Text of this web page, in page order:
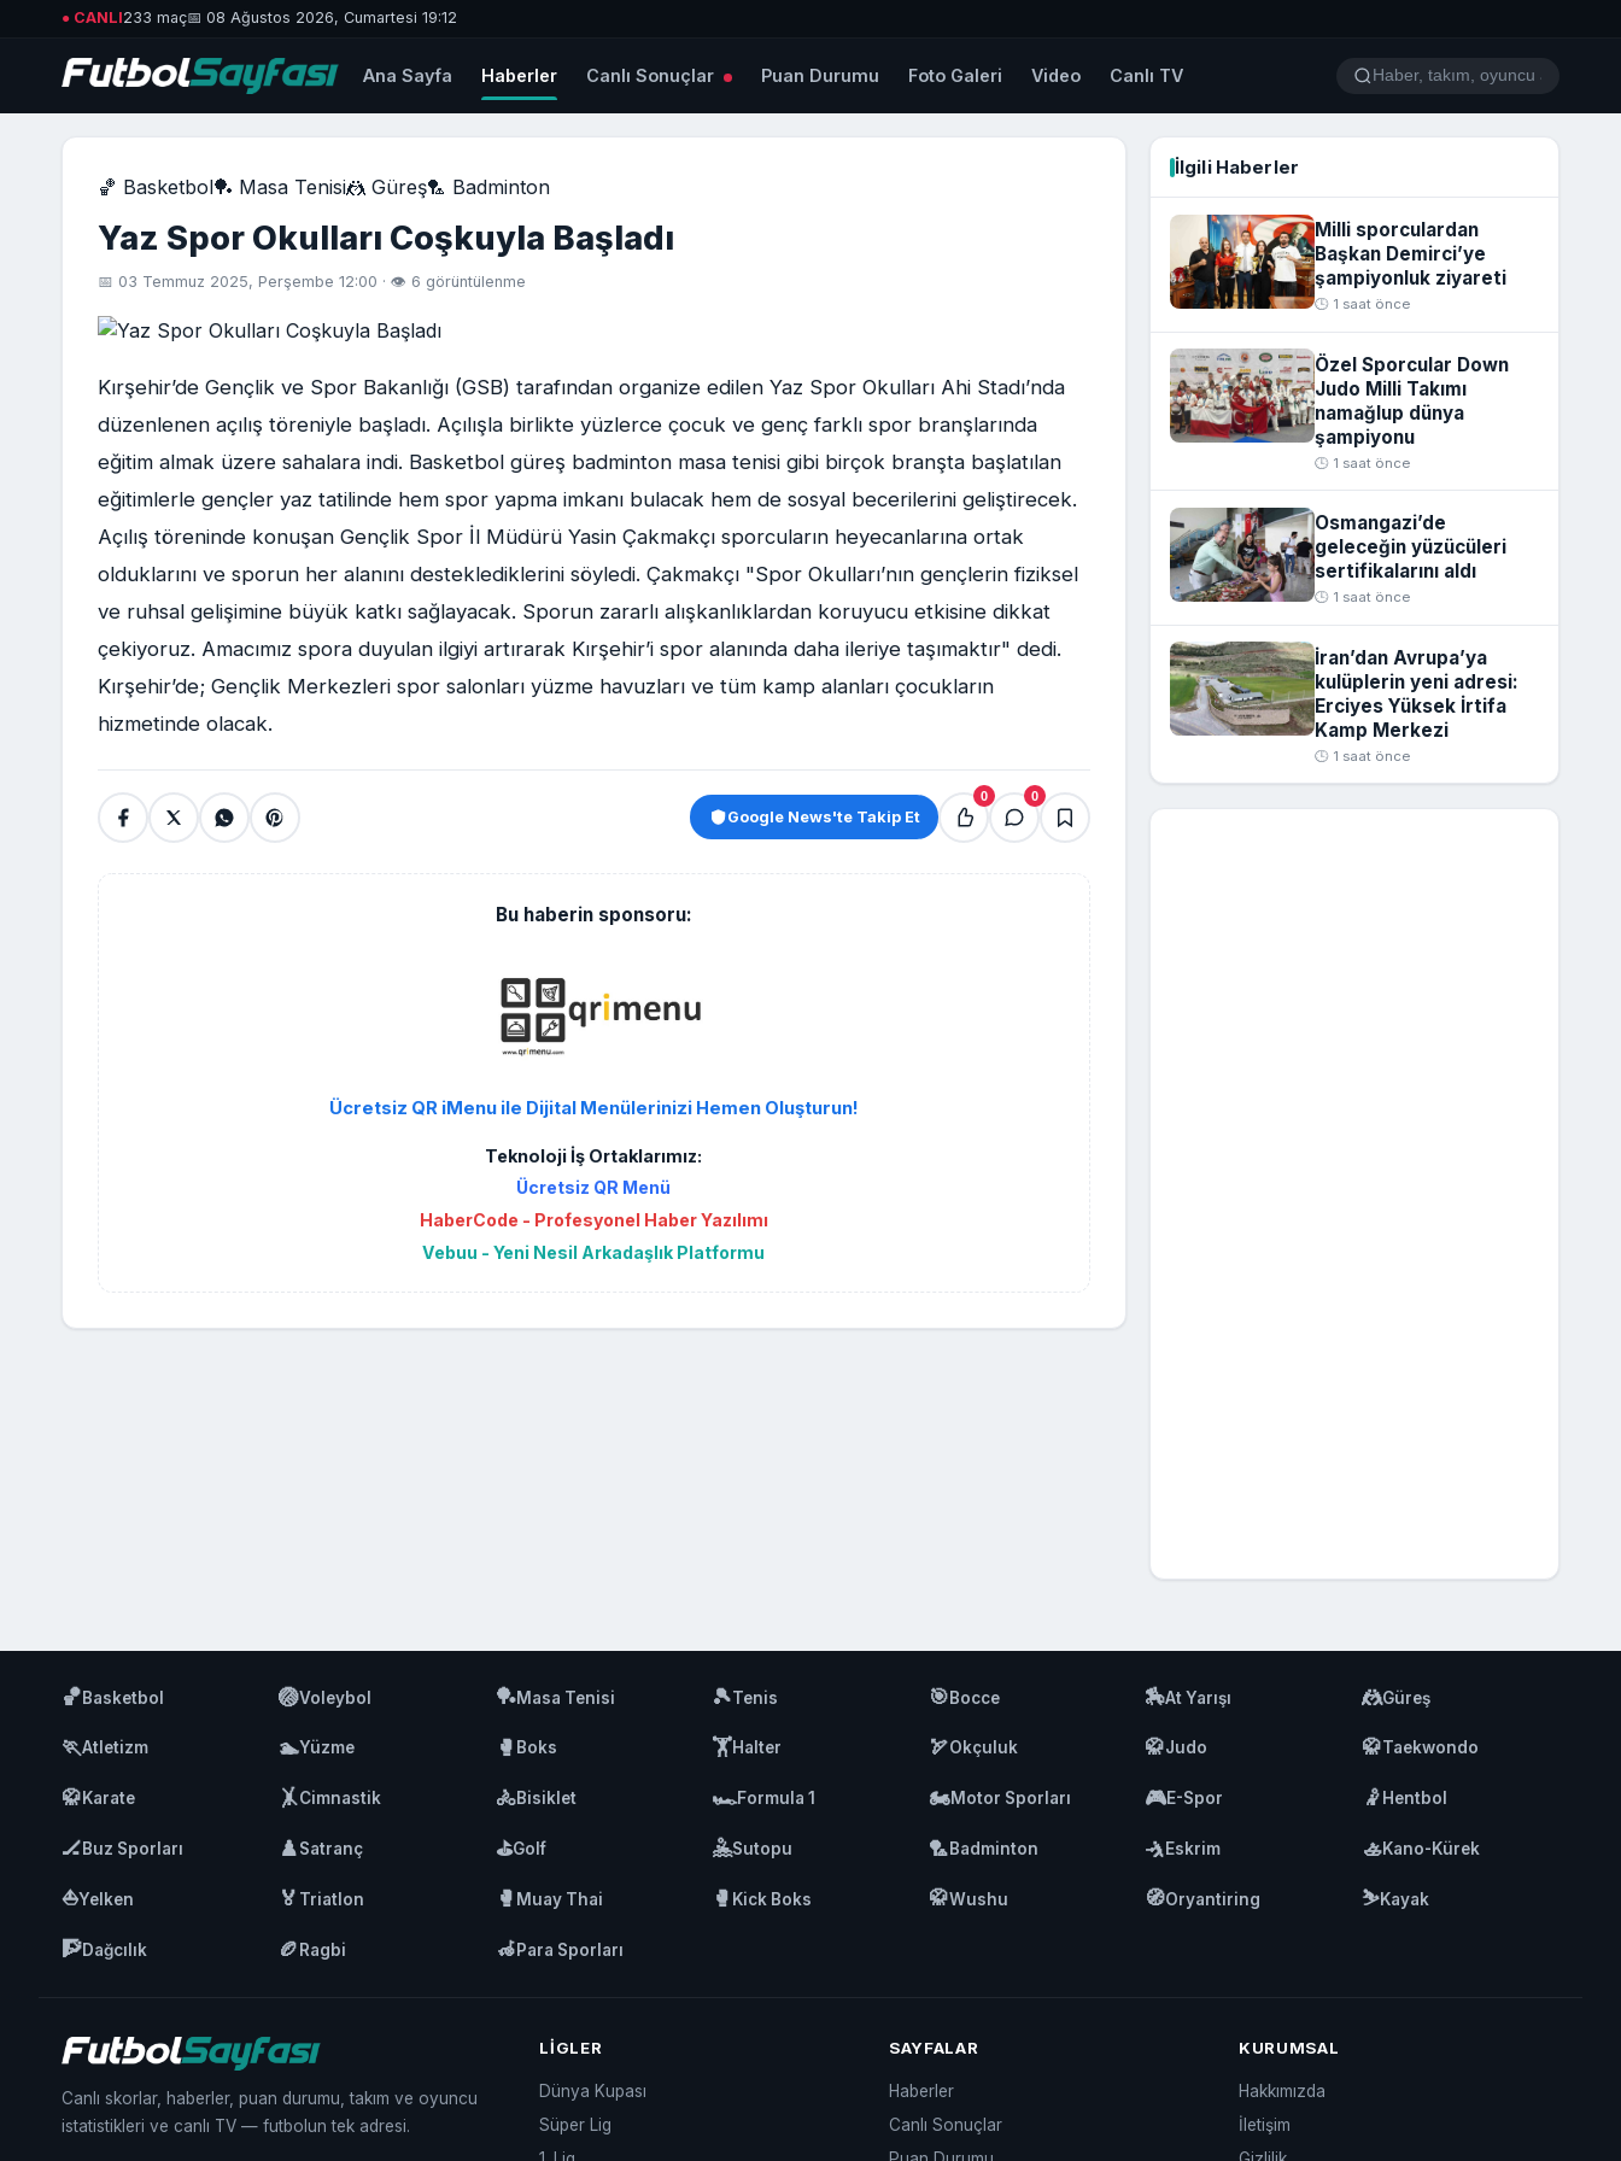
● CANLI233 maç📅 08 Ağustos 2026, Cumartesi 19:12
Ana Sayfa Haberler Canlı Sonuçlar Puan Durumu Foto Galeri Video Canlı TV
🏀 Basketbol🏓 Masa Tenisi🤼 Güreş🏸 Badminton
Yaz Spor Okulları Coşkuyla Başladı
📅 03 Temmuz 2025, Perşembe 12:00 · 👁 6 görüntülenme
Kırşehir’de Gençlik ve Spor Bakanlığı (GSB) tarafından organize edilen Yaz Spor Okulları Ahi Stadı’nda
düzenlenen açılış töreniyle başladı. Açılışla birlikte yüzlerce çocuk ve genç farklı spor branşlarında
eğitim almak üzere sahalara indi. Basketbol güreş badminton masa tenisi gibi birçok branşta başlatılan
eğitimlerle gençler yaz tatilinde hem spor yapma imkanı bulacak hem de sosyal becerilerini geliştirecek.
Açılış töreninde konuşan Gençlik Spor İl Müdürü Yasin Çakmakçı sporcuların heyecanlarına ortak
olduklarını ve sporun her alanını desteklediklerini söyledi. Çakmakçı "Spor Okulları’nın gençlerin fiziksel
ve ruhsal gelişimine büyük katkı sağlayacak. Sporun zararlı alışkanlıklardan koruyucu etkisine dikkat
çekiyoruz. Amacımız spora duyulan ilgiyi artırarak Kırşehir’i spor alanında daha ileriye taşımaktır" dedi.
Kırşehir’de; Gençlik Merkezleri spor salonları yüzme havuzları ve tüm kamp alanları çocukların
hizmetinde olacak.
Google News'te Takip Et
0 0
Bu haberin sponsoru:
Ücretsiz QR iMenu ile Dijital Menülerinizi Hemen Oluşturun!
Teknoloji İş Ortaklarımız:
Ücretsiz QR Menü
HaberCode - Profesyonel Haber Yazılımı
Vebuu - Yeni Nesil Arkadaşlık Platformu
İlgili Haberler
Milli sporculardan
Başkan Demirci’ye
şampiyonluk ziyareti
🕒 1 saat önce
Özel Sporcular Down
Judo Milli Takımı
namağlup dünya
şampiyonu
🕒 1 saat önce
Osmangazi’de
geleceğin yüzücüleri
sertifikalarını aldı
🕒 1 saat önce
İran’dan Avrupa’ya
kulüplerin yeni adresi:
Erciyes Yüksek İrtifa
Kamp Merkezi
🕒 1 saat önce
🏀Basketbol 🏐Voleybol 🏓Masa Tenisi 🎾Tenis 🎯Bocce 🏇At Yarışı 🤼Güreş
🏃Atletizm 🏊Yüzme 🥊 Boks 🏋️Halter 🏹Okçuluk 🥋Judo 🥋Taekwondo
🥋Karate 🤸Cimnastik 🚴Bisiklet 🏎️Formula 1 🏍️Motor Sporları 🎮E-Spor 🤾 Hentbol
🏒Buz Sporları ♟️Satranç ⛳Golf 🤽Sutopu 🏸Badminton 🤺Eskrim 🚣Kano-Kürek
⛵Yelken 🏅 Triatlon 🥊 Muay Thai 🥊 Kick Boks 🥋Wushu 🧭Oryantiring ⛷️Kayak
🧗Dağcılık 🏉 Ragbi 🦽Para Sporları
Canlı skorlar, haberler, puan durumu, takım ve oyuncu
istatistikleri ve canlı TV — futbolun tek adresi.
LIGLER
Dünya Kupası
Süper Lig
SAYFALAR
Haberler
Canlı Sonuçlar
KURUMSAL
Hakkımızda
İletişim